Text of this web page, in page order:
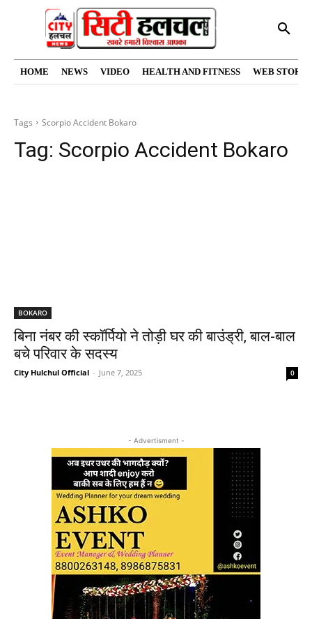
HOME NEWS VIDEO HEALTH AND FITNESS WEB
Tags Scorpio Accident Bokaro
Tag: Scorpio Accident Bokaro
BOKARO
बिना नंबर की स्कॉर्पियो ने तोड़ी घर की बाउंड्री, बाल-बाल
बचे परिवार के सदस्य
City Hulchul Official - June 7, 2025 0
- Advertisment -